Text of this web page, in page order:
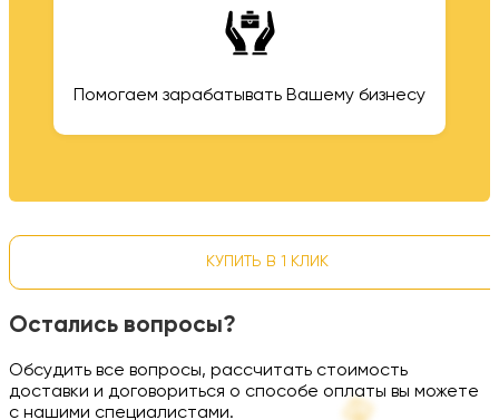
Помогаем зарабатывать Вашему бизнесу
КУПИТЬ В 1 КЛИК
Остались вопросы?
Обсудить все вопросы, рассчитать стоимость
доставки и договориться о способе оплаты вы можете
с нашими специалистами.